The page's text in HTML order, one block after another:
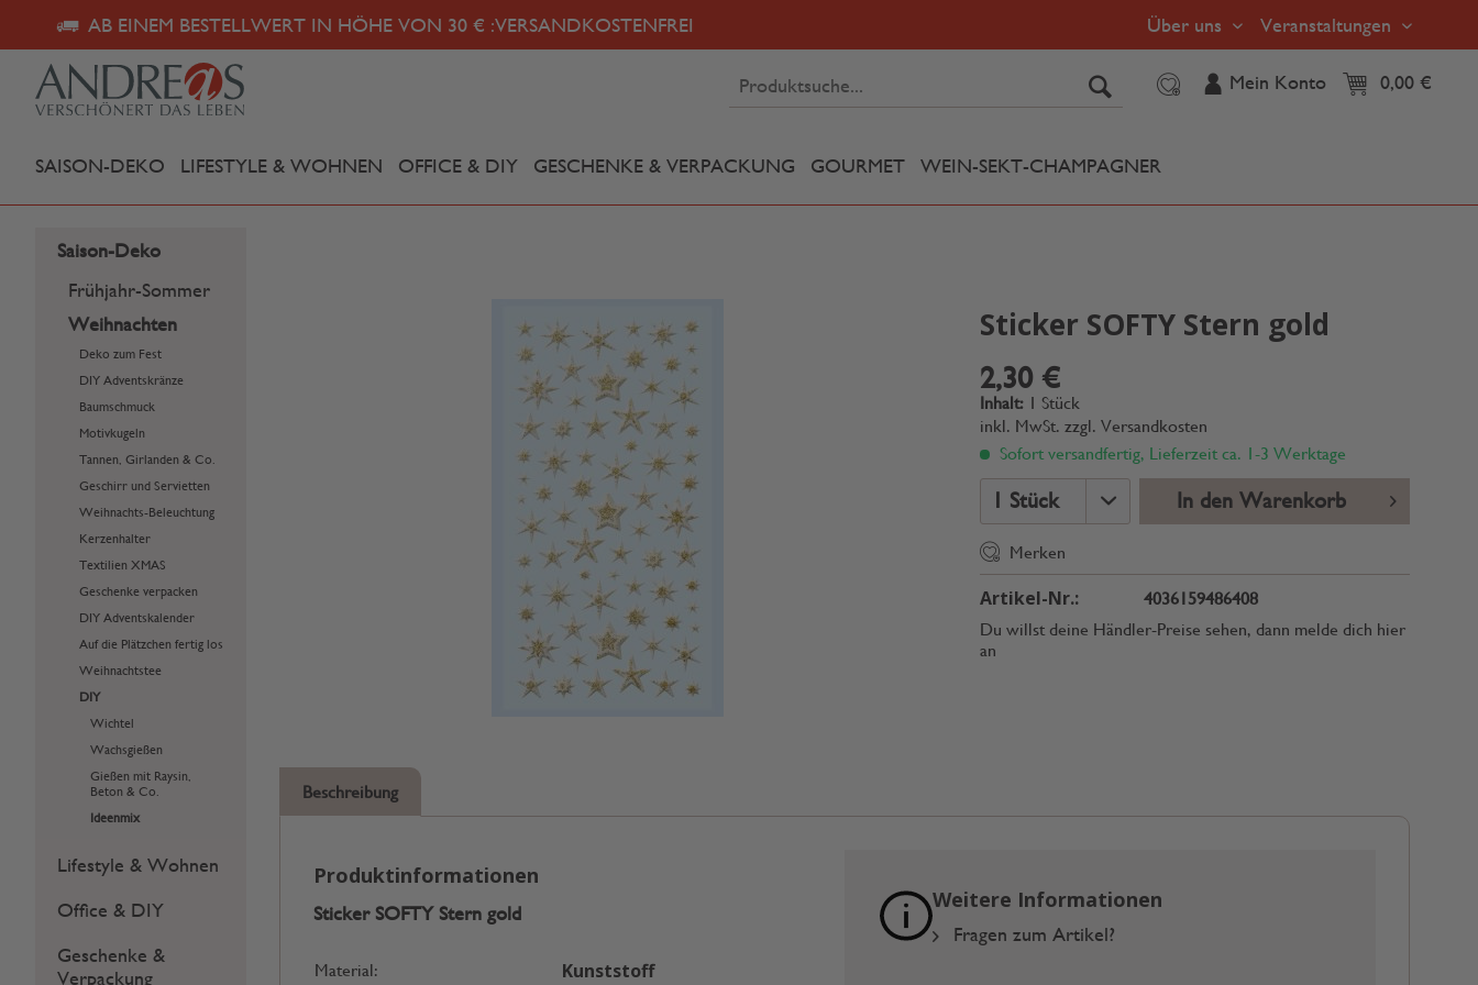
AB EINEM BESTELLWERT IN HÖHE VON 30 € :VERSANDKOSTENFREI Über uns Veranstaltungen
Mein Konto 0,00 €
SAISON-DEKO LIFESTYLE & WOHNEN OFFICE & DIY GESCHENKE & VERPACKUNG GOURMET WEIN-SEKT-CHAMPAGNER
Saison-Deko
Frühjahr-Sommer
Weihnachten
Deko zum Fest
DIY Adventskränze
Baumschmuck
Motivkugeln
Tannen, Girlanden & Co.
Geschirr und Servietten
Weihnachts-Beleuchtung
Kerzenhalter
Textilien XMAS
Geschenke verpacken
DIY Adventskalender
Auf die Plätzchen fertig los
Weihnachtstee
DIY
Wichtel
Wachsgießen
Gießen mit Raysin,
Beton & Co.
Ideenmix
Lifestyle & Wohnen
Office & DIY
Geschenke &
Verpackung
Sticker SOFTY Stern gold
2,30 €
Inhalt: 1 Stück
inkl. MwSt.zzgl. Versandkosten
Sofort versandfertig, Lieferzeit ca. 1-3 Werktage
In den Warenkorb
Merken
Artikel-Nr.:
4036159486408
Du willst deine Händler-Preise sehen, dann melde dich hier
an
Beschreibung
Produktinformationen
Sticker SOFTY Stern gold
Material: Kunststoff
Weitere Informationen
Fragen zum Artikel?